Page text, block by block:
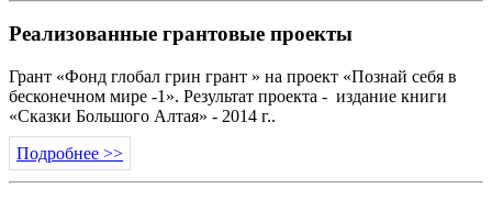
Реализованные грантовые проекты
Грант «Фонд глобал грин грант » на проект «Познай себя в
бесконечном мире -1». Результат проекта - издание книги
«Сказки Большого Алтая» - 2014 г..
Подробнее >>